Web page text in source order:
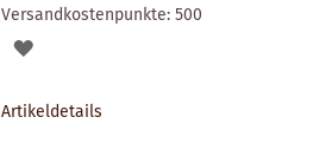
Versandkostenpunkte:500
AUF
Artikeldetails